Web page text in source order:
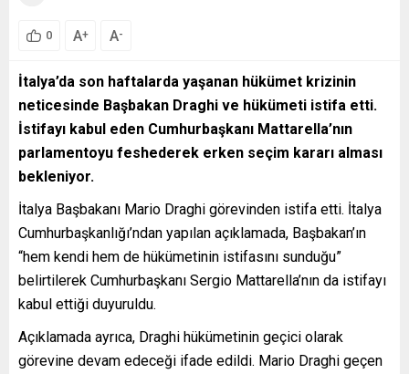
0 A+ A-
İtalya’da son haftalarda yaşanan hükümet krizinin
neticesinde Başbakan Draghi ve hükümeti istifa etti.
İstifayı kabul eden Cumhurbaşkanı Mattarella’nın
parlamentoyu feshederek erken seçim kararı alması
bekleniyor.
İtalya Başbakanı Mario Draghi görevinden istifa etti. İtalya
Cumhurbaşkanlığı’ndan yapılan açıklamada, Başbakan’ın
“hem kendi hem de hükümetinin istifasını sunduğu”
belirtilerek Cumhurbaşkanı Sergio Mattarella’nın da istifayı
kabul ettiği duyuruldu.
Açıklamada ayrıca, Draghi hükümetinin geçici olarak
görevine devam edeceği ifade edildi. Mario Draghi geçen